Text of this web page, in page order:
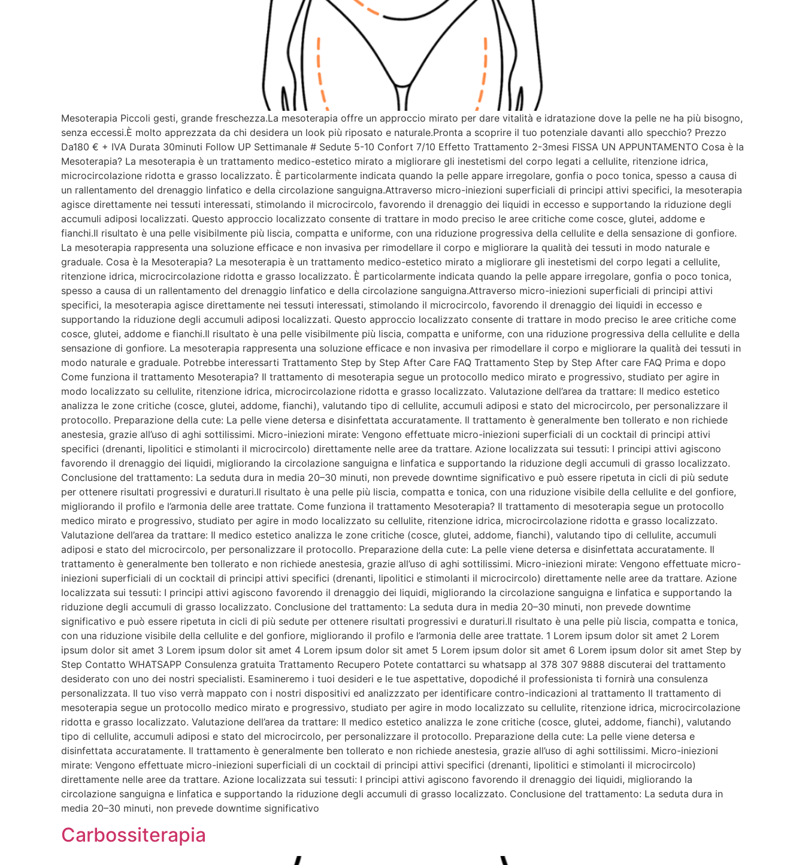
Mesoterapia Piccoli gesti, grande freschezza.La mesoterapia offre un approccio mirato per dare vitalità e idratazione dove la pelle ne ha più bisogno,
senza eccessi.È molto apprezzata da chi desidera un look più riposato e naturale.Pronta a scoprire il tuo potenziale davanti allo specchio? Prezzo
Da180 € + IVA Durata 30minuti Follow UP Settimanale # Sedute 5-10 Confort 7/10 Effetto Trattamento 2-3mesi FISSA UN APPUNTAMENTO Cosa è la
Mesoterapia? La mesoterapia è un trattamento medico-estetico mirato a migliorare gli inestetismi del corpo legati a cellulite, ritenzione idrica,
microcircolazione ridotta e grasso localizzato. È particolarmente indicata quando la pelle appare irregolare, gonfia o poco tonica, spesso a causa di
un rallentamento del drenaggio linfatico e della circolazione sanguigna.Attraverso micro-iniezioni superficiali di principi attivi specifici, la mesoterapia
agisce direttamente nei tessuti interessati, stimolando il microcircolo, favorendo il drenaggio dei liquidi in eccesso e supportando la riduzione degli
accumuli adiposi localizzati. Questo approccio localizzato consente di trattare in modo preciso le aree critiche come cosce, glutei, addome e
fianchi.Il risultato è una pelle visibilmente più liscia, compatta e uniforme, con una riduzione progressiva della cellulite e della sensazione di gonfiore.
La mesoterapia rappresenta una soluzione efficace e non invasiva per rimodellare il corpo e migliorare la qualità dei tessuti in modo naturale e
graduale. Cosa è la Mesoterapia? La mesoterapia è un trattamento medico-estetico mirato a migliorare gli inestetismi del corpo legati a cellulite,
ritenzione idrica, microcircolazione ridotta e grasso localizzato. È particolarmente indicata quando la pelle appare irregolare, gonfia o poco tonica,
spesso a causa di un rallentamento del drenaggio linfatico e della circolazione sanguigna.Attraverso micro-iniezioni superficiali di principi attivi
specifici, la mesoterapia agisce direttamente nei tessuti interessati, stimolando il microcircolo, favorendo il drenaggio dei liquidi in eccesso e
supportando la riduzione degli accumuli adiposi localizzati. Questo approccio localizzato consente di trattare in modo preciso le aree critiche come
cosce, glutei, addome e fianchi.Il risultato è una pelle visibilmente più liscia, compatta e uniforme, con una riduzione progressiva della cellulite e della
sensazione di gonfiore. La mesoterapia rappresenta una soluzione efficace e non invasiva per rimodellare il corpo e migliorare la qualità dei tessuti in
modo naturale e graduale. Potrebbe interessarti Trattamento Step by Step After Care FAQ Trattamento Step by Step After care FAQ Prima e dopo
Come funziona il trattamento Mesoterapia? Il trattamento di mesoterapia segue un protocollo medico mirato e progressivo, studiato per agire in
modo localizzato su cellulite, ritenzione idrica, microcircolazione ridotta e grasso localizzato. Valutazione dell’area da trattare: Il medico estetico
analizza le zone critiche (cosce, glutei, addome, fianchi), valutando tipo di cellulite, accumuli adiposi e stato del microcircolo, per personalizzare il
protocollo. Preparazione della cute: La pelle viene detersa e disinfettata accuratamente. Il trattamento è generalmente ben tollerato e non richiede
anestesia, grazie all’uso di aghi sottilissimi. Micro-iniezioni mirate: Vengono effettuate micro-iniezioni superficiali di un cocktail di principi attivi
specifici (drenanti, lipolitici e stimolanti il microcircolo) direttamente nelle aree da trattare. Azione localizzata sui tessuti: I principi attivi agiscono
favorendo il drenaggio dei liquidi, migliorando la circolazione sanguigna e linfatica e supportando la riduzione degli accumuli di grasso localizzato.
Conclusione del trattamento: La seduta dura in media 20–30 minuti, non prevede downtime significativo e può essere ripetuta in cicli di più sedute
per ottenere risultati progressivi e duraturi.Il risultato è una pelle più liscia, compatta e tonica, con una riduzione visibile della cellulite e del gonfiore,
migliorando il profilo e l’armonia delle aree trattate. Come funziona il trattamento Mesoterapia? Il trattamento di mesoterapia segue un protocollo
medico mirato e progressivo, studiato per agire in modo localizzato su cellulite, ritenzione idrica, microcircolazione ridotta e grasso localizzato.
Valutazione dell’area da trattare: Il medico estetico analizza le zone critiche (cosce, glutei, addome, fianchi), valutando tipo di cellulite, accumuli
adiposi e stato del microcircolo, per personalizzare il protocollo. Preparazione della cute: La pelle viene detersa e disinfettata accuratamente. Il
trattamento è generalmente ben tollerato e non richiede anestesia, grazie all’uso di aghi sottilissimi. Micro-iniezioni mirate: Vengono effettuate micro-
iniezioni superficiali di un cocktail di principi attivi specifici (drenanti, lipolitici e stimolanti il microcircolo) direttamente nelle aree da trattare. Azione
localizzata sui tessuti: I principi attivi agiscono favorendo il drenaggio dei liquidi, migliorando la circolazione sanguigna e linfatica e supportando la
riduzione degli accumuli di grasso localizzato. Conclusione del trattamento: La seduta dura in media 20–30 minuti, non prevede downtime
significativo e può essere ripetuta in cicli di più sedute per ottenere risultati progressivi e duraturi.Il risultato è una pelle più liscia, compatta e tonica,
con una riduzione visibile della cellulite e del gonfiore, migliorando il profilo e l’armonia delle aree trattate. 1 Lorem ipsum dolor sit amet 2 Lorem
ipsum dolor sit amet 3 Lorem ipsum dolor sit amet 4 Lorem ipsum dolor sit amet 5 Lorem ipsum dolor sit amet 6 Lorem ipsum dolor sit amet Step by
Step Contatto WHATSAPP Consulenza gratuita Trattamento Recupero Potete contattarci su whatsapp al 378 307 9888 discuterai del trattamento
desiderato con uno dei nostri specialisti. Esamineremo i tuoi desideri e le tue aspettative, dopodiché il professionista ti fornirà una consulenza
personalizzata. Il tuo viso verrà mappato con i nostri dispositivi ed analizzzato per identificare contro-indicazioni al trattamento Il trattamento di
mesoterapia segue un protocollo medico mirato e progressivo, studiato per agire in modo localizzato su cellulite, ritenzione idrica, microcircolazione
ridotta e grasso localizzato. Valutazione dell’area da trattare: Il medico estetico analizza le zone critiche (cosce, glutei, addome, fianchi), valutando
tipo di cellulite, accumuli adiposi e stato del microcircolo, per personalizzare il protocollo. Preparazione della cute: La pelle viene detersa e
disinfettata accuratamente. Il trattamento è generalmente ben tollerato e non richiede anestesia, grazie all’uso di aghi sottilissimi. Micro-iniezioni
mirate: Vengono effettuate micro-iniezioni superficiali di un cocktail di principi attivi specifici (drenanti, lipolitici e stimolanti il microcircolo)
direttamente nelle aree da trattare. Azione localizzata sui tessuti: I principi attivi agiscono favorendo il drenaggio dei liquidi, migliorando la
circolazione sanguigna e linfatica e supportando la riduzione degli accumuli di grasso localizzato. Conclusione del trattamento: La seduta dura in
media 20–30 minuti, non prevede downtime significativo
Carbossiterapia